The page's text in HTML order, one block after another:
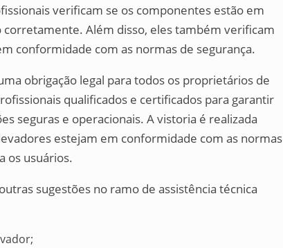
verificam se os componentes estão em
corretamente. Além disso, eles também verificam
conformidade com as normas de segurança.
obrigação legal para todos os proprietários de
qualificados e certificados para garantir
seguras e operacionais. A vistoria é realizada
estejam em conformidade com as normas
os usuários.
sugestões no ramo de assistência técnica